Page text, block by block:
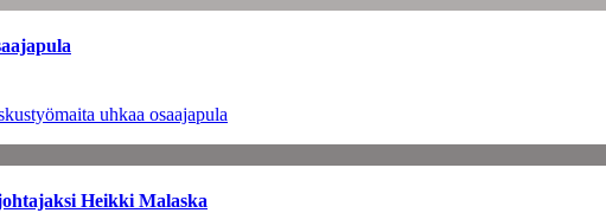
uhkaa osaajapula
Heikki Malaska